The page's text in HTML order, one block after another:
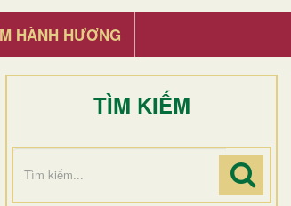
HÀNH HƯƠNG
TÌM KIẾM